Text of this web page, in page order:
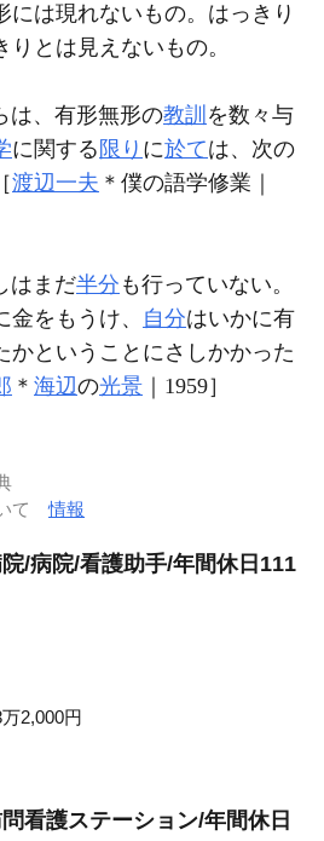
には現れないもの。はっきり
とは見えないもの。
は、有形無形の教訓 を数々与
に関する 限り に於ては、次の
渡辺一夫 ＊僕の語学修業｜
はまだ半分 も行っていない。
をもうけ、 自分はいかに有
かということにさしかかった
＊ 海辺の光景 ｜1959］
いて情報
/病院/看護助手/年間休日111
2,000円
看護ステーション/年間休日